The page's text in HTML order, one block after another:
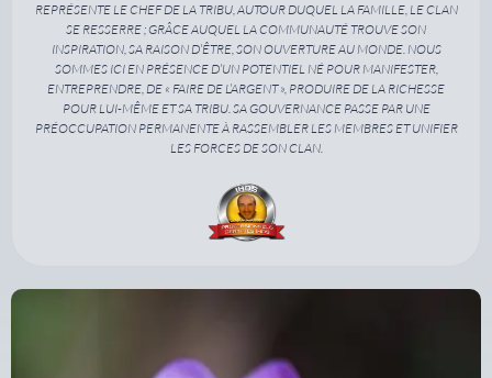
REPRÉSENTE LE CHEF DE LA TRIBU, AUTOUR DUQUEL LA FAMILLE, LE CLAN
SE RESSERRE ; GRÂCE AUQUEL LA COMMUNAUTÉ TROUVE SON
INSPIRATION, SA RAISON D’ÊTRE, SON OUVERTURE AU MONDE. NOUS
SOMMES ICI EN PRÉSENCE D’UN POTENTIEL NÉ POUR MANIFESTER,
ENTREPRENDRE, DE « FAIRE DE L’ARGENT », PRODUIRE DE LA RICHESSE
POUR LUI-MÊME ET SA TRIBU. SA GOUVERNANCE PASSE PAR UNE
PRÉOCCUPATION PERMANENTE À RASSEMBLER LES MEMBRES ET UNIFIER
LES FORCES DE SON CLAN.